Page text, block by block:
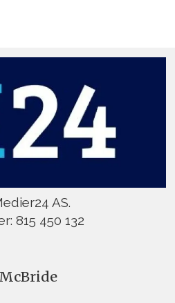
AS.
815 450 132